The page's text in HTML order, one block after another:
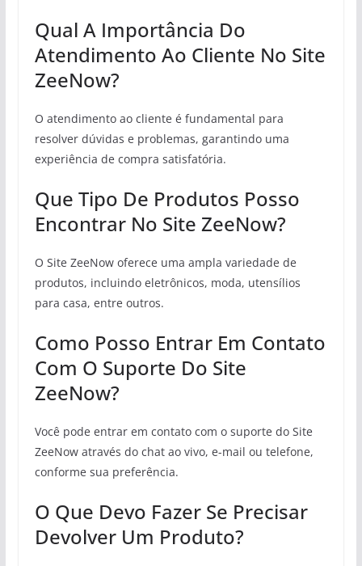
Qual A Importância Do
Atendimento Ao Cliente No Site
ZeeNow?
O atendimento ao cliente é fundamental para
resolver dúvidas e problemas, garantindo uma
experiência de compra satisfatória.
Que Tipo De Produtos Posso
Encontrar No Site ZeeNow?
O Site ZeeNow oferece uma ampla variedade de
produtos, incluindo eletrônicos, moda, utensílios
para casa, entre outros.
Como Posso Entrar Em Contato
Com O Suporte Do Site
ZeeNow?
Você pode entrar em contato com o suporte do Site
ZeeNow através do chat ao vivo, e-mail ou telefone,
conforme sua preferência.
O Que Devo Fazer Se Precisar
Devolver Um Produto?